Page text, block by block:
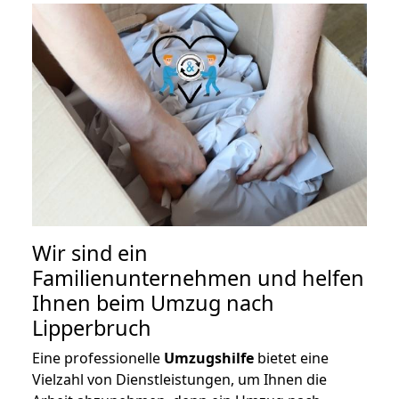
Wir sind ein
Familienunternehmen und helfen
Ihnen beim Umzug nach
Lipperbruch
Eine professionelle Umzugshilfe bietet eine
Vielzahl von Dienstleistungen, um Ihnen die